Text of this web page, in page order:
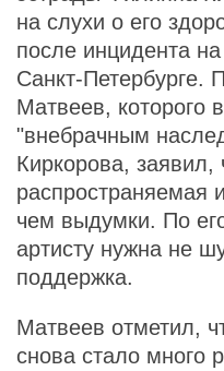
на слухи о его
после инцидента
Санкт-Петербурге.
Матвеев, которого
"внебрачным
Киркорова, заявил,
распространяемая
чем выдумки. По
артисту нужна не
поддержка.
Матвеев отметил,
снова стало много